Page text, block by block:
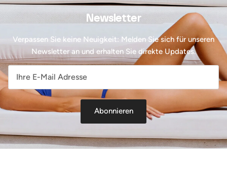
Newsletter
Verpassen Sie keine Neuigkeit: Melden Sie sich für unseren
Newsletter an und erhalten Sie direkte Updates.
Abonnieren